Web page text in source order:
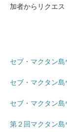
加者からリクエ
セブ・マクタン
セブ・マクタン
セブ・マクタン
第２回マクタン